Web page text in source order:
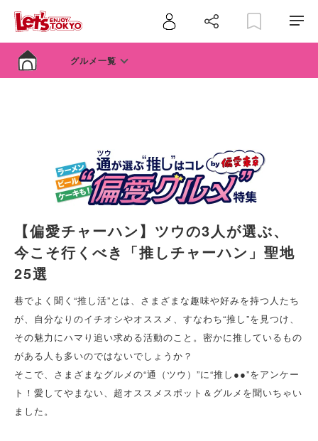
グルメ一覧
【偏愛チャーハン】ツウの3人が選ぶ、
今こそ行くべき「推しチャーハン」聖地
25選
巷でよく聞く“推し活”とは、さまざまな趣味や好みを持つ人たち
が、自分なりのイチオシやオススメ、すなわち“推し”を見つけ、
その魅力にハマり追い求める活動のこと。密かに推しているもの
がある人も多いのではないでしょうか？
そこで、さまざまなグルメの“通（ツウ）”に“推し●●”をアンケー
ト！愛してやまない、超オススメスポット＆グルメを聞いちゃい
ました。